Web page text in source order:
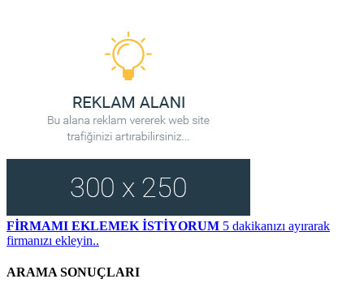
FİRMAMI EKLEMEK İSTİYORUM 5 dakikanızı ayırarak
firmanızı ekleyin..
ARAMA SONUÇLARI